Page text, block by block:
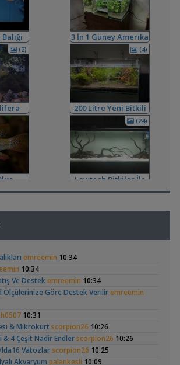
Filtre Çıkmazı emocdgn06 ,20:59
Betta_King 16:23
12:44
Tavsiyesi ,02:16
,00:08
Dinamik
Çok Isınıyor. SaviaSora,18:18
Tankımvolkangunes,11:06
Karides Tankına Çevirme ve Tavsiyeler
Filtre Pervane Ve MilOmerdrms,00:02
Forumu
Dış Filtre
mahirbs1,23:25
Fish)
(2)
Süreci
Ve
(4)
3 İn 1 Güney Amerika
Tanklarım
(4)
200 Litre Yeni Bitkili
Tankım
(24)
Lowtech Bitkiler İle
Hobiye Dönüş
30x20x20 Ramshorn
Akvaryumu
emreemin 10:34
10:34
Ve Destekemreemin 10:34
Ölçülerinize Göre Destek Veriliremreemin
10:31
& Mikrokurt scorpion26 10:26
& 4 Çeşit Nadir Endlerscorpion26 10:26
Vatozlarscorpion26 10:25
Akvaryum palankesli 10:09